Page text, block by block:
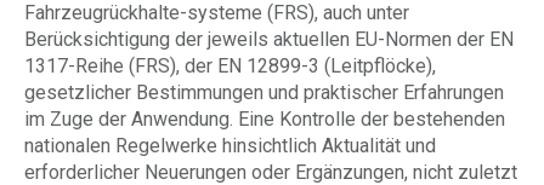
Fahrzeugrückhalte-systeme (FRS), auch unter
Berücksichtigung der jeweils aktuellen EU-Normen der EN
1317-Reihe (FRS), der EN 12899-3 (Leitpflöcke),
gesetzlicher Bestimmungen und praktischer Erfahrungen
im Zuge der Anwendung. Eine Kontrolle der bestehenden
nationalen Regelwerke hinsichtlich Aktualität und
erforderlicher Neuerungen oder Ergänzungen, nicht zuletzt